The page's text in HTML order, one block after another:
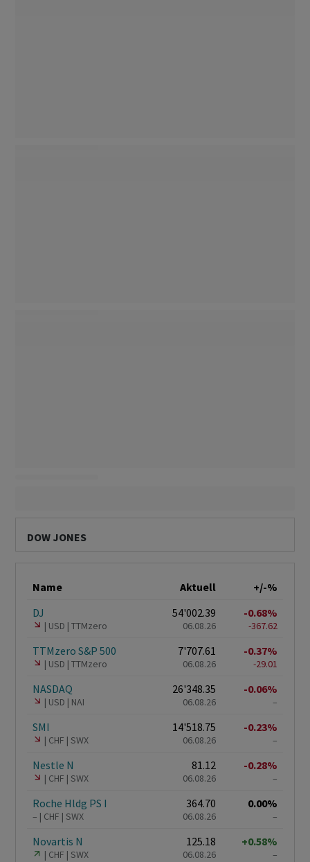
DOW JONES
Name Aktuell
+/-%
DJ
USD TTMzero
54'002.39
06.08.26
-0.68%
-367.62
TTMzero S&P 500
USD TTMzero
7'707.61
06.08.26
-0.37%
-29.01
NASDAQ
USD NAI
26'348.35
06.08.26
-0.06%
–
SMI
CHF SWX
14'518.75
06.08.26
-0.23%
–
Nestle N
CHF SWX
81.12
06.08.26
-0.28%
–
Roche Hldg PS I
– CHF SWX
364.70
06.08.26
0.00%
–
Novartis N
CHF SWX
125.18
06.08.26
+0.58%
–